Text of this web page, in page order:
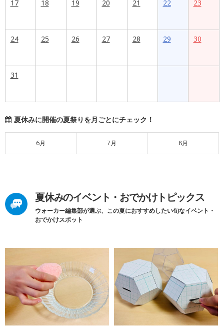
17 18 19 20 21 22 23
24 25 26 27 28 29 30
31
夏休みに開催の夏祭りを月ごとにチェック！
6月 7月 8月
夏休みのイベント・おでかけトピックス
ウォーカー編集部が選ぶ、この夏におすすめしたい旬なイベント・
おでかけスポット